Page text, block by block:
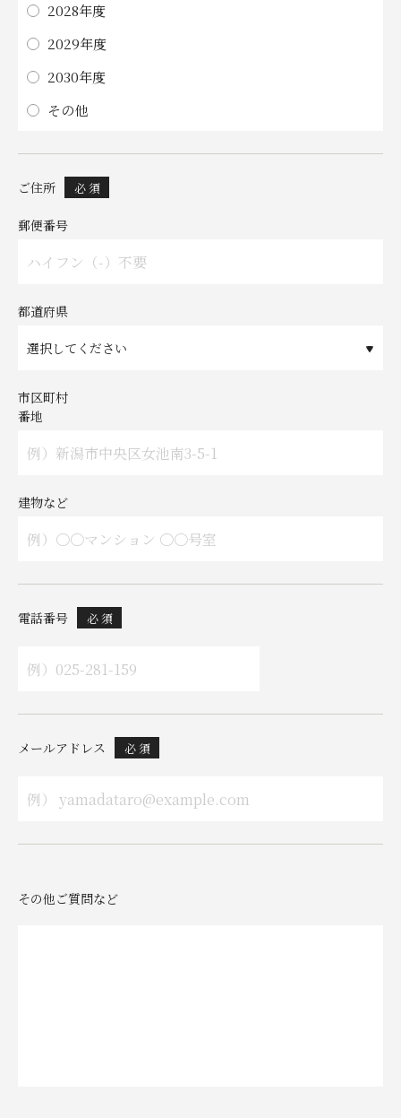
2028年度
2029年度
2030年度
その他
ご住所 必 須
郵便番号
都道府県
市区町村
番地
建物など
電話番号 必 須
メールアドレス 必 須
その他ご質問など